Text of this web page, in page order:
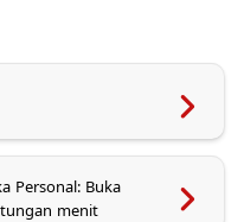
Personal: Buka
menit